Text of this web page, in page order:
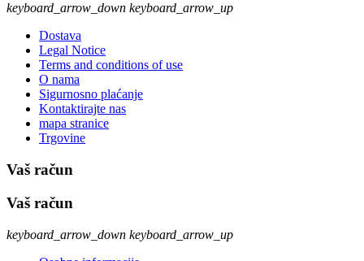
keyboard_arrow_down keyboard_arrow_up
Dostava
Legal Notice
Terms and conditions of use
O nama
Sigurnosno plaćanje
Kontaktirajte nas
mapa stranice
Trgovine
Vaš račun
Vaš račun
keyboard_arrow_down keyboard_arrow_up